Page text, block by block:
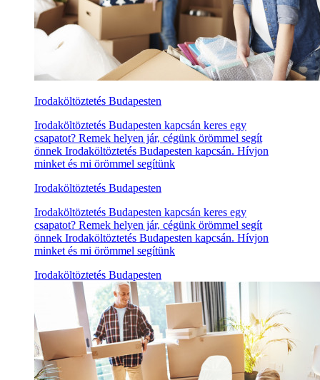
Irodaköltöztetés Budapesten
Irodaköltöztetés Budapesten kapcsán keres egy
csapatot? Remek helyen jár, cégünk örömmel segít
önnek Irodaköltöztetés Budapesten kapcsán. Hívjon
minket és mi örömmel segítünk
Irodaköltöztetés Budapesten
Irodaköltöztetés Budapesten kapcsán keres egy
csapatot? Remek helyen jár, cégünk örömmel segít
önnek Irodaköltöztetés Budapesten kapcsán. Hívjon
minket és mi örömmel segítünk
Irodaköltöztetés Budapesten